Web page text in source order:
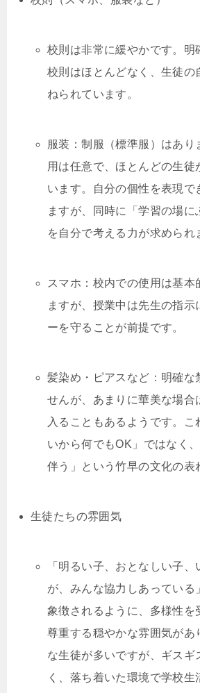
校則は非常に緩やかです。明
校則はほとんどなく、生徒の
ねられています。
服装：制服（標準服）はあり
用は任意で、ほとんどの生徒
います。自分の個性を表現で
ますが、同時に「学習の場に
を自分で考える力が求められ
スマホ：校内での使用は基本
ますが、授業中は先生の指示
ーを守ることが前提です。
髪染め・ピアスなど：明確な
せんが、あまりに華美な場合
入ることもあるようです。こ
いから何でもOK」ではなく
伴う」という竹早の文化の表
生徒たちの雰囲気
「明るい子、おとなしい子
が、みんな協力しあっている
象徴されるように、多様性を
尊重する穏やかな雰囲気があ
な生徒が多いですが、ギスギ
く、落ち着いた環境で学校生